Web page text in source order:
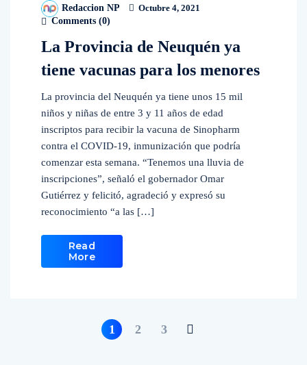
Redaccion NP
Octubre 4, 2021
Comments (0)
La Provincia de Neuquén ya
tiene vacunas para los menores
La provincia del Neuquén ya tiene unos 15 mil
niños y niñas de entre 3 y 11 años de edad
inscriptos para recibir la vacuna de Sinopharm
contra el COVID-19, inmunización que podría
comenzar esta semana. “Tenemos una lluvia de
inscripciones”, señaló el gobernador Omar
Gutiérrez y felicitó, agradeció y expresó su
reconocimiento “a las […]
Read
More
1 2 3